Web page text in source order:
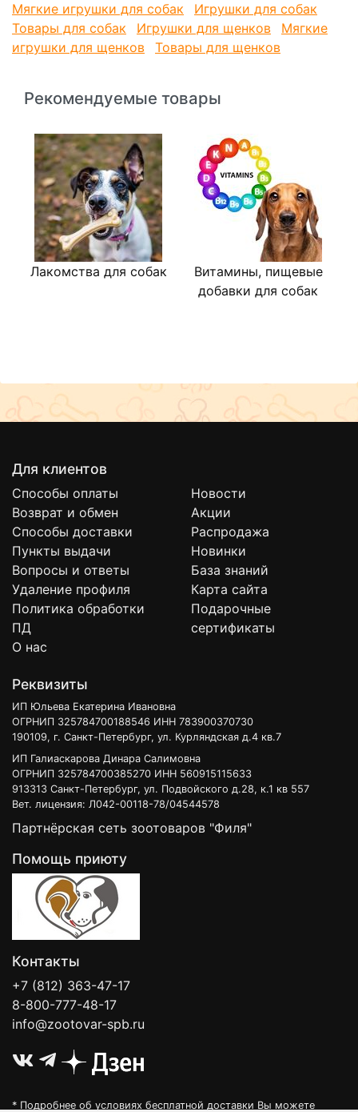
Мягкие игрушки для собак
Игрушки для собак
Товары для собак
Игрушки для щенков
Мягкие
игрушки для щенков
Товары для щенков
Рекомендуемые товары
Лакомства для собак
Витамины, пищевые
добавки для собак
Для клиентов
Способы оплаты
Возврат и обмен
Способы доставки
Пункты выдачи
Вопросы и ответы
Удаление профиля
Политика обработки
ПД
О нас
Новости
Акции
Распродажа
Новинки
База знаний
Карта сайта
Подарочные
сертификаты
Реквизиты
ИП Юльева Екатерина Ивановна
ОГРНИП 325784700188546 ИНН 783900370730
190109, г. Санкт-Петербург, ул. Курляндская д.4 кв.7
ИП Галиаскарова Динара Салимовна
ОГРНИП 325784700385270 ИНН 560915115633
913313 Санкт-Петербург, ул. Подвойского д.28, к.1 кв 557
Вет. лицензия: Л042-00118-78/04544578
Партнёрская сеть зоотоваров "Филя"
Помощь приюту
Контакты
+7 (812) 363-47-17
8-800-777-48-17
info@zootovar-spb.ru
* Подробнее об условиях бесплатной доставки Вы можете